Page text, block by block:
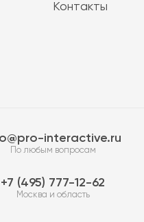
Контакты
interactive.ru
По любым вопросам
7 (495) 777-12-62
Москва и область